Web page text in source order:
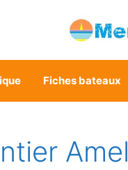
Fiches bateaux
Amel